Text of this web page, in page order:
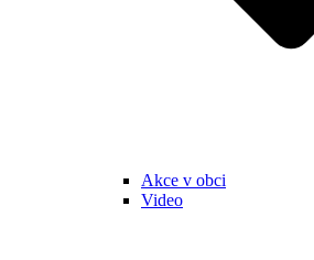
Akce v obci
Video